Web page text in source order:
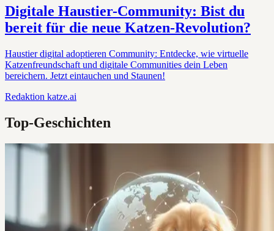
Digitale Haustier-Community: Bist du
bereit für die neue Katzen-Revolution?
Haustier digital adoptieren Community: Entdecke, wie virtuelle
Katzenfreundschaft und digitale Communities dein Leben
bereichern. Jetzt eintauchen und Staunen!
Redaktion katze.ai
Top-Geschichten